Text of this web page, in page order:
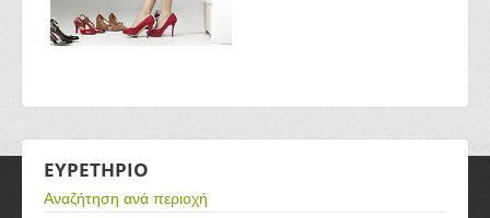
ΕΥΡΕΤΗΡΙΟ
Αναζήτηση ανά περιοχή